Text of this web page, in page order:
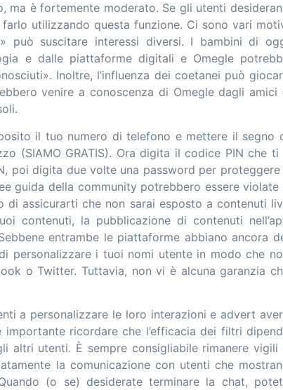
ma è fortemente moderato. Se gli utenti
utilizzando questa funzione. Ci sono vari
può suscitare interessi diversi. I bambini di
e dalle piattaforme digitali e Omegle
Inoltre, l’influenza dei coetanei può
venire a conoscenza di Omegle dagli amici
il tuo numero di telefono e mettere il segno
(SIAMO GRATIS). Ora digita il codice PIN che ti
poi digita due volte una password per proteggere
guida della community potrebbero essere violate
di assicurarti che non sarai esposto a contenuti
contenuti, la pubblicazione di contenuti
entrambe le piattaforme abbiano ancora
personalizzare i tuoi nomi utente in modo che
o Twitter. Tuttavia, non vi è alcuna garanzia
a personalizzare le loro interazioni e advert
ricordare che l’efficacia dei filtri
altri utenti. È sempre consigliabile rimanere vigili
la comunicazione con utenti che
(o se) desiderate terminare la chat,